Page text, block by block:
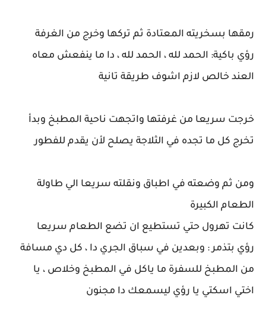
رمقها بسخريته المعتادة ثم تركها وخرج من الغرفة
رؤي باكية: الحمد لله ، الحمد لله ، دا ما ينفعش معاه
العند خالص لازم اشوف طريقة تانية
خرجت سريعا من غرفتها واتجهت ناحية المطبخ وبدأ
تخرج كل ما تجده في الثلاجة يصلح لأن يقدم للفطور
ومن ثم وضعته في اطباق ونقلته سريعا الي طاولة
الطعام الكبيرة
كانت تهرول حتي تستطيع ان تضع الطعام سريعا
رؤي بتذمر : وبعدين في سباق الجري دا ، كل دي مسافة
من المطبخ للسفرة ما ياكل في المطبخ وخلاص ، يا
اختي اسكتي يا رؤي ليسمعك دا مجنون